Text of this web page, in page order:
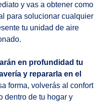
y vas a obtener como
para solucionar cualquier
tu unidad de aire
en profundidad tu
y repararla en el
forma, volverás al confort
dentro de tu hogar y